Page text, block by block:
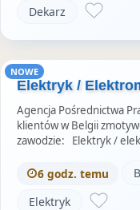
Dekarz
NOWE
Elektryk /
Agencja Pośrednictwa
klientów w Belgii
zawodzie: Elektryk /
6 godz. temu
Elektryk